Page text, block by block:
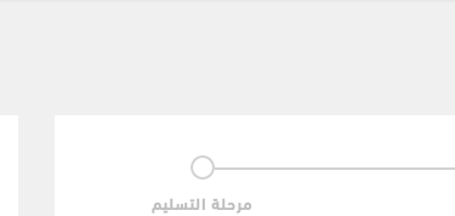
مرحلة التسليم